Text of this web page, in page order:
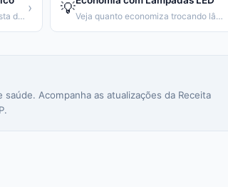
Calcule quanto um aparelho gasta de energia por mês
› 💡 Veja quanto economiza trocando lâmpadas incandescentes por LED
Acompanha as atualizações da Receita